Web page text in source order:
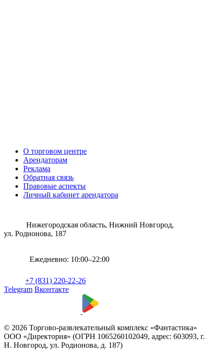
О торговом центре
Арендаторам
Реклама
Обратная связь
Правовые аспекты
Личный кабинет арендатора
Нижегородская область, Нижний Новгород,
ул. Родионова, 187
Ежедневно: 10:00–22:00
+7 (831) 220-22-26
Telegram Вконтакте
© 2026 Торгово-развлекательный комплекс «Фантастика»
ООО «Директория» (ОГРН 1065260102049, адрес: 603093, г.
Н. Новгород, ул. Родионова, д. 187)